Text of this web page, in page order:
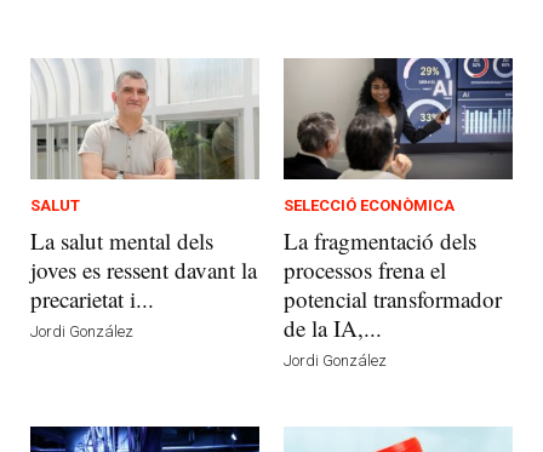
SALUT
La salut mental dels
joves es ressent davant la
precarietat i...
Jordi González
SELECCIÓ ECONÒMICA
La fragmentació dels
processos frena el
potencial transformador
de la IA,...
Jordi González